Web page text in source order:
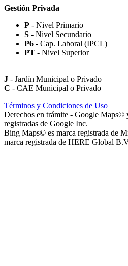
Paseo Virgen de la Carrodilla -
Gestión Privada
P - Nivel Primario
S - Nivel Secundario
P6 - Cap. Laboral (IPCL)
PT - Nivel Superior
J - Jardín Municipal o Privado
C - CAE Municipal o Privado
Términos y Condiciones de Uso
Derechos en trámite - Google Maps©
registradas de Google Inc.
Bing Maps© es marca registrada de
marca registrada de HERE Global